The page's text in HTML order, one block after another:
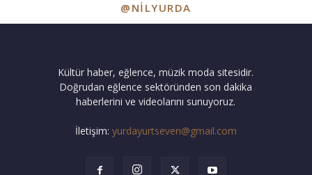
@NILYURDA
Kültür haber, eğlence, müzik moda sitesidir.
Doğrudan eğlence sektöründen son dakika
haberlerini ve videolarını sunuyoruz.
İletişim: yurdayurtseven@gmail.com